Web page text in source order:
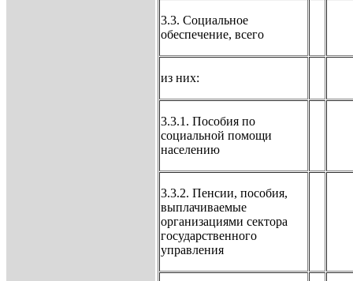
3.3. Социальное
обеспечение, всего
из них:
3.3.1. Пособия по
социальной помощи
населению
3.3.2. Пенсии, пособия,
выплачиваемые
организациями сектора
государственного
управления